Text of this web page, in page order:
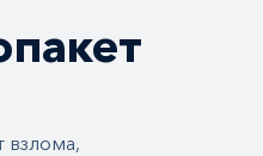
взлома,